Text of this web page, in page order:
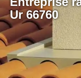
Ur 66760